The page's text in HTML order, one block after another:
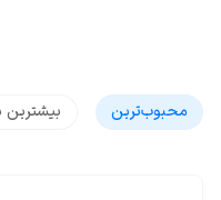
محبوب‌‌ترین